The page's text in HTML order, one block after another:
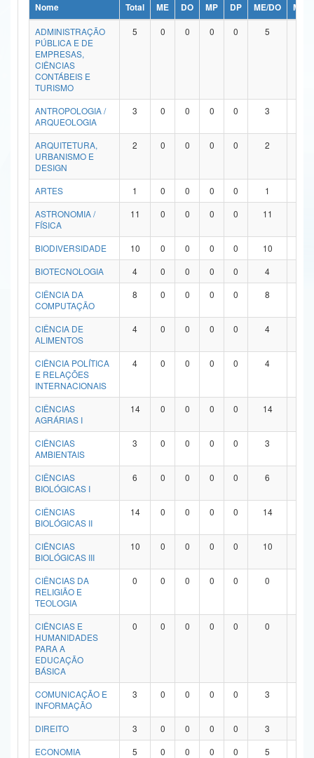
Ministério da Ciência, Tecnologia, Inovações e Comunicações
Ministério do Meio Ambiente
Ministério do Turismo
Ministério do Desenvolvimento Regional
Controladoria-Geral da União
Ministério da Mulher, da Família e dos Direitos Humanos
Secretaria de Governo
Advocacia-Geral da União
Banco Central do Brasil
Nome Total ME DO MP DP ME/DO
MP/
ADMINISTRAÇÃO
PÚBLICA E DE
EMPRESAS,
CIÊNCIAS
CONTÁBEIS E
TURISMO
5 0 0 0 0 5
ANTROPOLOGIA /
ARQUEOLOGIA
3 0 0 0 0 3
ARQUITETURA,
URBANISMO E
DESIGN
2 0 0 0 0 2
ARTES 1 0 0 0 0 1
ASTRONOMIA /
FÍSICA
11 0 0 0 0 11
BIODIVERSIDADE 10 0 0 0 0 10
BIOTECNOLOGIA
4 0 0 0 0 4
CIÊNCIA DA
COMPUTAÇÃO
8 0 0 0 0 8
CIÊNCIA DE
ALIMENTOS
4 0 0 0 0 4
CIÊNCIA POLÍTICA
E RELAÇÕES
INTERNACIONAIS
4 0 0 0 0 4
CIÊNCIAS
AGRÁRIAS I
14 0 0 0 0 14
CIÊNCIAS
AMBIENTAIS
3 0 0 0 0 3
CIÊNCIAS
BIOLÓGICAS I
6 0 0 0 0 6
CIÊNCIAS
BIOLÓGICAS II
14 0 0 0 0 14
CIÊNCIAS
BIOLÓGICAS III
10 0 0 0 0 10
CIÊNCIAS DA
RELIGIÃO E
TEOLOGIA
0 0 0 0 0 0
CIÊNCIAS E
HUMANIDADES
PARA A
EDUCAÇÃO
BÁSICA
0 0 0 0 0 0
COMUNICAÇÃO E
INFORMAÇÃO
3 0 0 0 0 3
DIREITO 3 0 0 0 0 3
ECONOMIA
5 0 0 0 0 5